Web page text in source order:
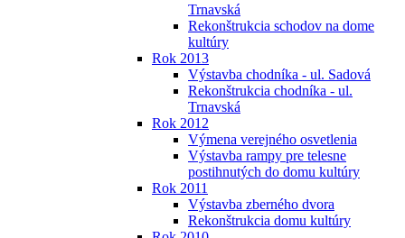
Trnavská
Rekonštrukcia schodov na dome
kultúry
Rok 2013
Výstavba chodníka - ul. Sadová
Rekonštrukcia chodníka - ul.
Trnavská
Rok 2012
Výmena verejného osvetlenia
Výstavba rampy pre telesne
postihnutých do domu kultúry
Rok 2011
Výstavba zberného dvora
Rekonštrukcia domu kultúry